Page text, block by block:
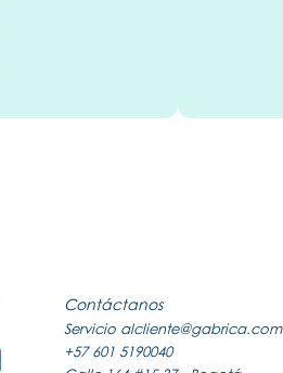
Contáctanos
Servicio alcliente@gabrica.com
+57 601 5190040